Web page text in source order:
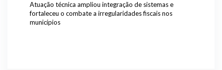
Atuação técnica ampliou integração de sistemas e
fortaleceu o combate a irregularidades fiscais nos
municípios